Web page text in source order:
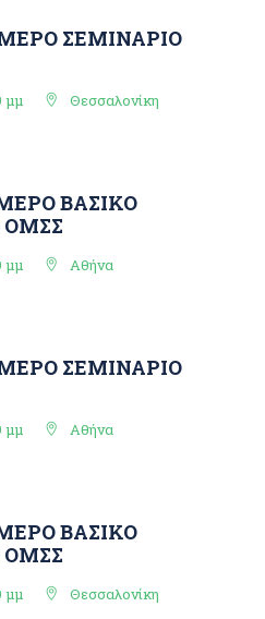
ΣΕΜΙΝΑΡΙΟ
μμ Θεσσαλονίκη
ΒΑΣΙΚΟ
ΟΜΣΣ
μμ Αθήνα
ΣΕΜΙΝΑΡΙΟ
μμ Αθήνα
ΒΑΣΙΚΟ
ΟΜΣΣ
μμ Θεσσαλονίκη